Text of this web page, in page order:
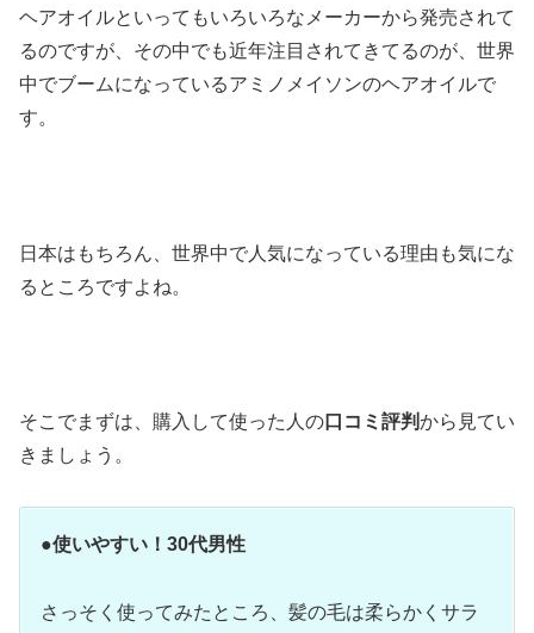
ヘアオイルといってもいろいろなメーカーから発売されて
るのですが、その中でも近年注目されてきてるのが、世界
中でブームになっているアミノメイソンのヘアオイルで
す。
日本はもちろん、世界中で人気になっている理由も気にな
るところですよね。
そこでまずは、購入して使った人の口コミ評判から見てい
きましょう。
●使いやすい！30代男性
さっそく使ってみたところ、髪の毛は柔らかくサラ